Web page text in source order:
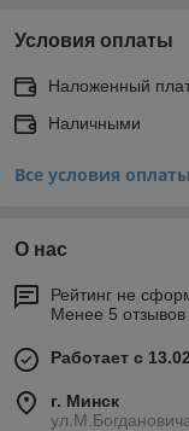
Условия оплаты
Наложенный
Наличными
Все условия оплаты
О нас
Рейтинг не
Менее 5 отзывов
Работает с
г. Минск